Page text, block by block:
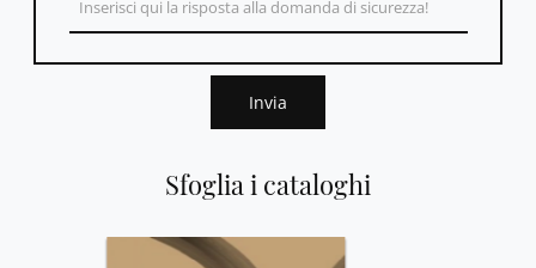
Sfoglia i cataloghi
Invia